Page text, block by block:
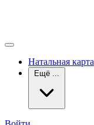
Натальная карта
Ещё ...